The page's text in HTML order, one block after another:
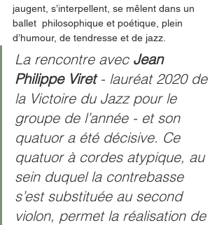
jaugent, s’interpellent, se mêlent dans un
ballet  philosophique et poétique, plein
d’humour, de tendresse et de jazz.
La rencontre avec Jean
Philippe Viret - lauréat 2020 de
la Victoire du Jazz pour le
groupe de l’année - et son
quatuor a été décisive. Ce
quatuor à cordes atypique, au
sein duquel la contrebasse
s’est substituée au second
violon, permet la réalisation de